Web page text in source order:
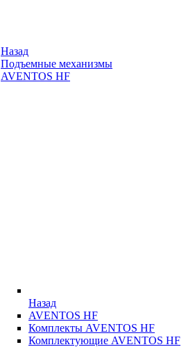
Назад
Подъемные механизмы
AVENTOS HF
Назад
AVENTOS HF
Комплекты AVENTOS HF
Комплектующие AVENTOS HF